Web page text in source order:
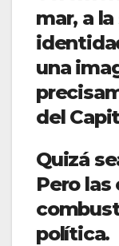
mar, a
una
del
Quizá
Pero
política.